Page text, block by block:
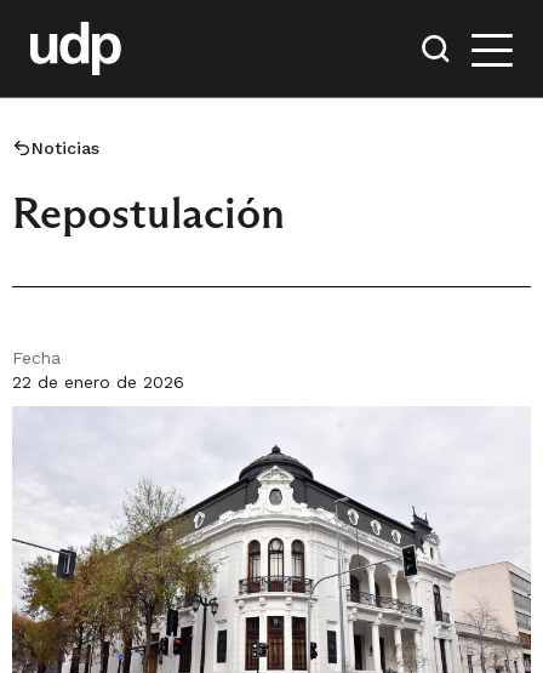
Noticias
Repostulación
Fecha
22 de enero de 2026